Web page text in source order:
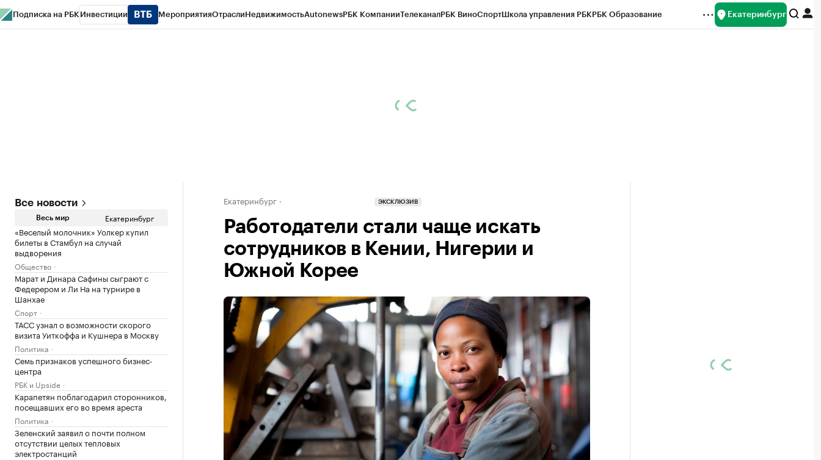
Подписка на РБК Инвестиции МероприятияОтраслиНедвижимостьAutonewsРБК КомпанииТелеканалРБК ВиноСпортШкола управления РБКРБК Образование Екатеринбург
Все новости
Весь мир Екатеринбург
«Веселый молочник» Уолкер купил
билеты в Стамбул на случай
выдворения
Общество
Марат и Динара Сафины сыграют с
Федерером и Ли На на турнире в
Шанхае
Спорт
ТАСС узнал о возможности скорого
визита Уиткоффа и Кушнера в Москву
Политика
Семь признаков успешного бизнес-
центра
РБК и Upside
Карапетян поблагодарил сторонников,
посещавших его во время ареста
Политика
Зеленский заявил о почти полном
отсутствии целых тепловых
электростанций
Екатеринбург ЭКСКЛЮЗИВ
Работодатели стали чаще искать
сотрудников в Кении, Нигерии и
Южной Корее